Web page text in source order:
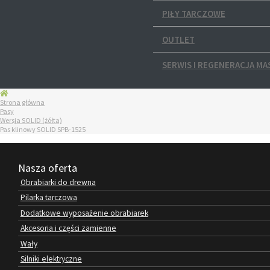
PIŁY TARCZOWE
OUTLET
SERWIS I REGENERACJA
Strona główna
Pasy
Wersja SOLID (żółta)
Pas klinowy SOLID SPB-1525
Nasza oferta
Obrabiarki do drewna
Pilarka tarczowa
Dodatkowe wyposażenie obrabiarek
Akcesoria i części zamienne
Wały
Silniki elektryczne